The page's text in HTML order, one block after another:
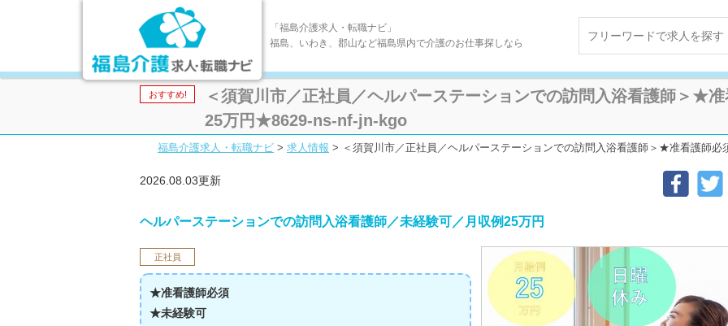
「福島介護求人・転職ナビ」
福島、いわき、郡山など福島県内で介護のお仕事探しなら
おすすめ!
＜須賀川市／正社員／ヘルパーステーションでの訪問入浴看護師＞★
25万円★8629-ns-nf-jn-kgo
福島介護求人・転職ナビ > 求人情報 > ＜須賀川市／正社員／ヘルパーステーションでの訪問入浴看護師＞★准看護師
2026.08.03更新
ヘルパーステーションでの訪問入浴看護師／未経験可／月収例25万円
正社員
★准看護師必須
★未経験可